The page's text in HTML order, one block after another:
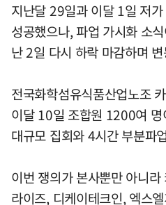
지난달 29일과 이달 1일 저
성공했으나, 파업 가시화 소
난 2일 다시 하락 마감하며
전국화학섬유식품산업노조
이달 10일 조합원 1200여 명
대규모 집회와 4시간 부분파
이번 쟁의가 본사뿐만 아니
라이즈, 디케이테크인, 엑스